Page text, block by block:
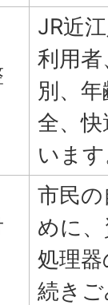
JR近
利用
別、
全、
います
市民
めに
処理
続き